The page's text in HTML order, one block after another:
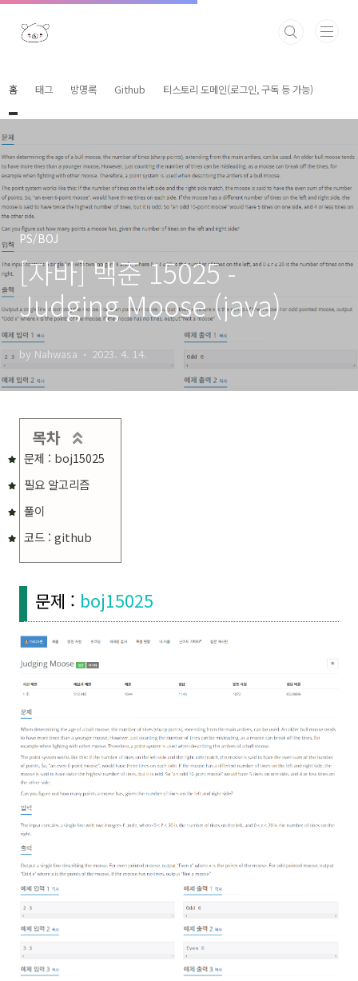
본문 바로가기
홈 태그 방명록 Github 티스토리 도메인(로그인, 구독 등 가능)
PS/BOJ
[자바] 백준 15025 -
Judging Moose (java)
by Nahwasa 2023. 4. 14.
목차
문제 : boj15025
필요 알고리즘
풀이
코드 : github
문제 : boj15025